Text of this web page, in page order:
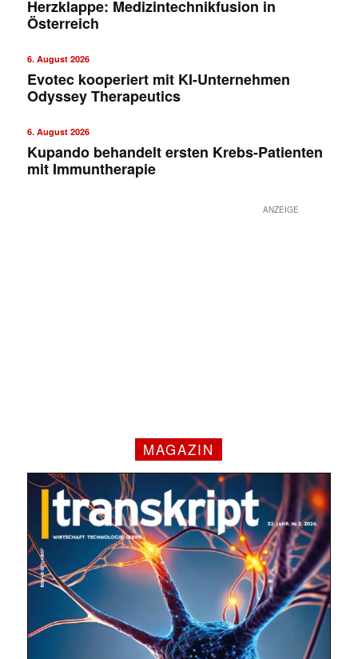
Herzklappe: Medizintechnikfusion in
Österreich
6. August 2026
Evotec kooperiert mit KI-Unternehmen
Odyssey Therapeutics
6. August 2026
Kupando behandelt ersten Krebs-Patienten
mit Immuntherapie
ANZEIGE
MAGAZIN